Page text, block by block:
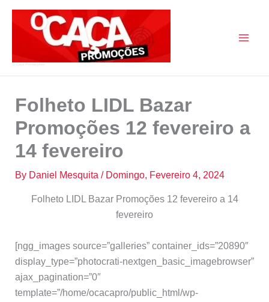
Folheto LIDL Bazar
Promoções 12 fevereiro a
14 fevereiro
By Daniel Mesquita / Domingo, Fevereiro 4, 2024
Folheto LIDL Bazar Promoções 12 fevereiro a 14
fevereiro
[ngg_images source=”galleries” container_ids=”20890″
display_type=”photocrati-nextgen_basic_imagebrowser”
ajax_pagination=”0″
template=”/home/ocacapro/public_html/wp-